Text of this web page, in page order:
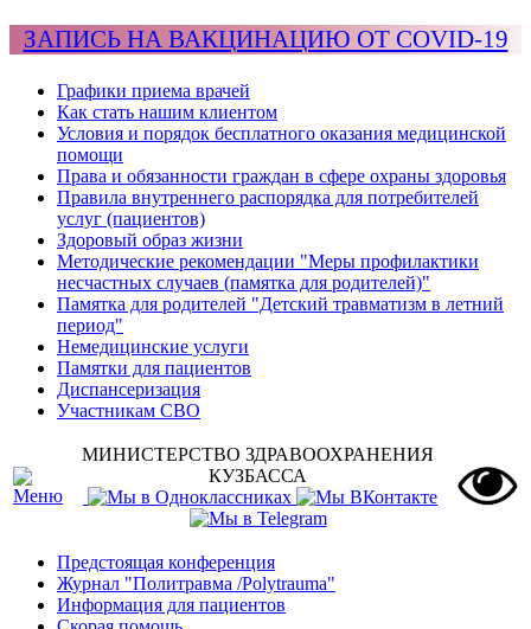
ЗАПИСЬ НА ВАКЦИНАЦИЮ ОТ COVID-19
Графики приема врачей
Как стать нашим клиентом
Условия и порядок бесплатного оказания медицинской
помощи
Права и обязанности граждан в сфере охраны здоровья
Правила внутреннего распорядка для потребителей
услуг (пациентов)
Здоровый образ жизни
Методические рекомендации "Меры профилактики
несчастных случаев (памятка для родителей)"
Памятка для родителей "Детский травматизм в летний
период"
Немедицинские услуги
Памятки для пациентов
Диспансеризация
Участникам СВО
МИНИСТЕРСТВО ЗДРАВООХРАНЕНИЯ
КУЗБАССА
Предстоящая конференция
Журнал "Политравма /Polytrauma"
Информация для пациентов